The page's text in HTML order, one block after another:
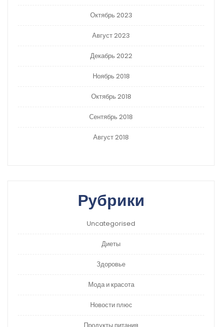
Октябрь 2023
Август 2023
Декабрь 2022
Ноябрь 2018
Октябрь 2018
Сентябрь 2018
Август 2018
Рубрики
Uncategorised
Диеты
Здоровье
Мода и красота
Новости плюс
Продукты питания